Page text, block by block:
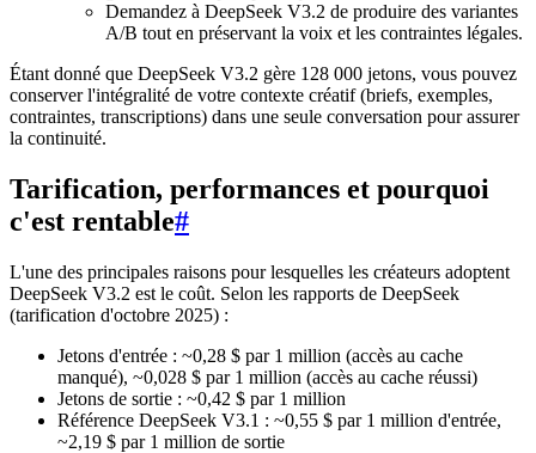
Demandez à DeepSeek V3.2 de produire des variantes
A/B tout en préservant la voix et les contraintes légales.
Étant donné que DeepSeek V3.2 gère 128 000 jetons, vous pouvez
conserver l'intégralité de votre contexte créatif (briefs, exemples,
contraintes, transcriptions) dans une seule conversation pour assurer
la continuité.
Tarification, performances et pourquoi
c'est rentable#
L'une des principales raisons pour lesquelles les créateurs adoptent
DeepSeek V3.2 est le coût. Selon les rapports de DeepSeek
(tarification d'octobre 2025) :
Jetons d'entrée : ~0,28 $ par 1 million (accès au cache
manqué), ~0,028 $ par 1 million (accès au cache réussi)
Jetons de sortie : ~0,42 $ par 1 million
Référence DeepSeek V3.1 : ~0,55 $ par 1 million d'entrée,
~2,19 $ par 1 million de sortie